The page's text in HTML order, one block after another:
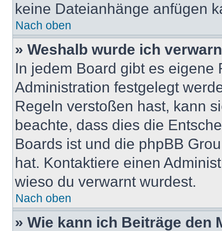
keine Dateianhänge anfügen
Nach oben
» Weshalb wurde ich
In jedem Board gibt es
Administration festgelegt
Regeln verstoßen hast, kann
beachte, dass dies die
Boards ist und die phpBB
hat. Kontaktiere einen
wieso du verwarnt wurdest.
Nach oben
» Wie kann ich Beiträge den